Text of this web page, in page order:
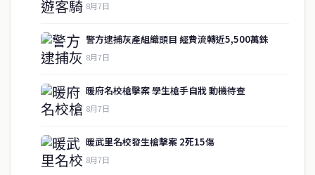
8月7日
警方逮捕灰產組織頭目 經費流轉近5,500萬銖
8月7日
暖府名校槍擊案 學生槍手自戕 動機待查
8月7日
暖武里名校發生槍擊案 2死15傷
8月7日
房地產
聯絡資訊
歡迎來信洽詢合作事宜
或提供新聞線索